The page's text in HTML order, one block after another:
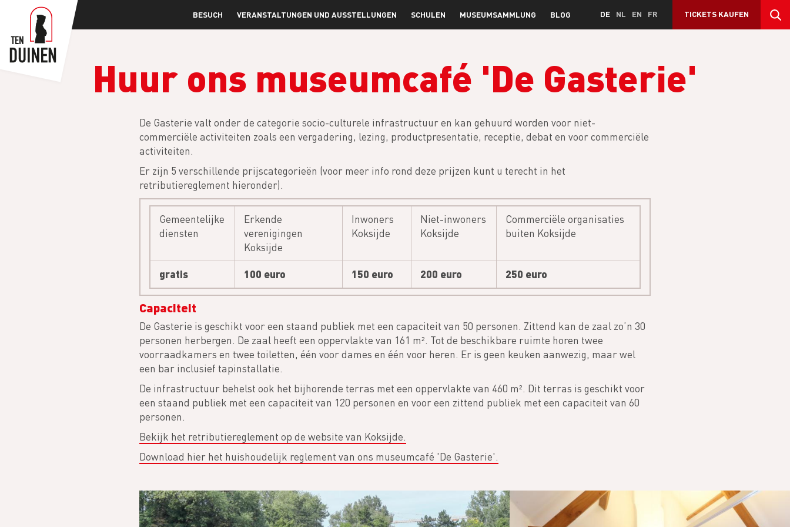
main
content
BESUCH VERANSTALTUNGEN UND AUSSTELLUNGEN SCHULEN MUSEUMSAMMLUNG BLOG DE NL EN FR TICKETS KAUFEN
Huur ons museumcafé 'De Gasterie'
De Gasterie valt onder de categorie socio-culturele infrastructuur en kan gehuurd worden voor niet-
commerciële activiteiten zoals een vergadering, lezing, productpresentatie, receptie, debat en voor commerciële
activiteiten.
Er zijn 5 verschillende prijscategorieën (voor meer info rond deze prijzen kunt u terecht in het
retributiereglement hieronder).
Gemeentelijke
diensten
Erkende
verenigingen
Koksijde
Inwoners
Koksijde
Niet-inwoners
Koksijde
Commerciële organisaties
buiten Koksijde
gratis 100 euro 150 euro 200 euro 250 euro
Capaciteit
De Gasterie is geschikt voor een staand publiek met een capaciteit van 50 personen. Zittend kan de zaal zo’n 30
personen herbergen. De zaal heeft een oppervlakte van 161 m². Tot de beschikbare ruimte horen twee
voorraadkamers en twee toiletten, één voor dames en één voor heren. Er is geen keuken aanwezig, maar wel
een bar inclusief tapinstallatie.
De infrastructuur behelst ook het bijhorende terras met een oppervlakte van 460 m². Dit terras is geschikt voor
een staand publiek met een capaciteit van 120 personen en voor een zittend publiek met een capaciteit van 60
personen.
Bekijk het retributiereglement op de website van Koksijde.
Download hier het huishoudelijk reglement van ons museumcafé 'De Gasterie'.